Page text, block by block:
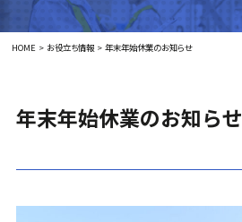
HOME お役立ち情報 年末年始休業のお知らせ
年末年始休業のお知らせ